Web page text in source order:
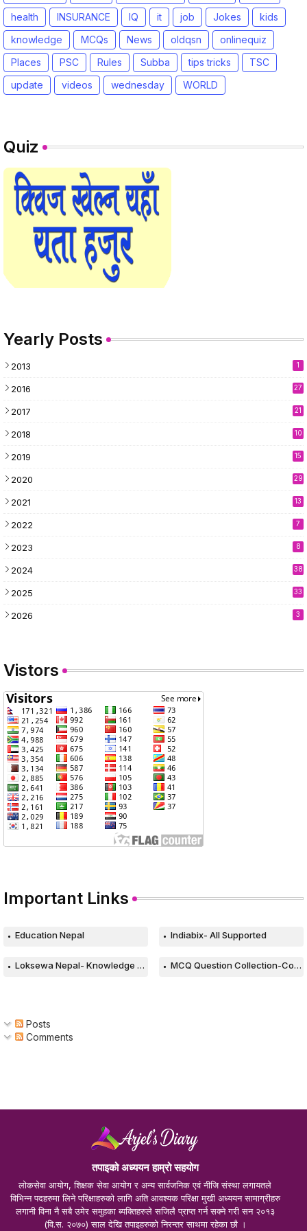
health INSURANCE IQ it job Jokes
kids
knowledge
MCQs News oldqsn
onlinequiz
Places
PSC Rules Subba tips tricks
TSC
update
videos wednesday WORLD
Quiz
Yearly Posts
2013 1
2016 27
2017 21
2018 10
2019 15
2020 29
2021 13
2022 7
2023 8
2024 38
2025 33
2026 3
Vistors
Important Links
Education Nepal Indiabix- All Supported
Loksewa Nepal- Knowledge Based Web MCQ Question Collection-Computer
Posts
Comments
तपाइको अध्ययन हाम्रो सहयोग
लोकसेवा आयोग, शिक्षक सेवा आयोग र अन्य सार्वजनिक एवं नीजि संस्था लगायतले
विभिन्न पदहरुमा लिने परिक्षाहरुको लागि अति आवश्यक परिक्षा मुखी अध्ययन सामाग्रीहरु
लगानी विना नै सबै उमेर समुहका ब्यक्तिहरुले सजिलै प्राप्त गर्न सक्ने गरी सन २०१३
(वि.स. २०७०) साल देखि तपाइहरुको निरन्तर साथमा रहेका छौ ।